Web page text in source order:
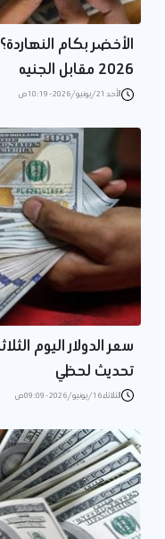
2026 مقابل الجنيه
الأحد 21/يونيو/2026 - 10:19 ص
تحديث لحظي
الثلاثاء 16/يونيو/2026 - 09:09 ص